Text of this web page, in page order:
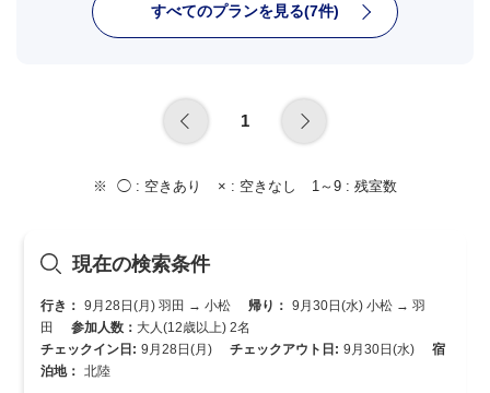
すべてのプランを見る(7件)
1
◯ : 空きあり × : 空きなし 1～9 : 残室数
現在の検索条件
行き： 9月28日(月) 羽田 → 小松 帰り： 9月30日(水) 小松 → 羽
田
参加人数： 大人(12歳以上) 2名
チェックイン日: 9月28日(月) チェックアウト日: 9月30日(水)
宿
泊地： 北陸